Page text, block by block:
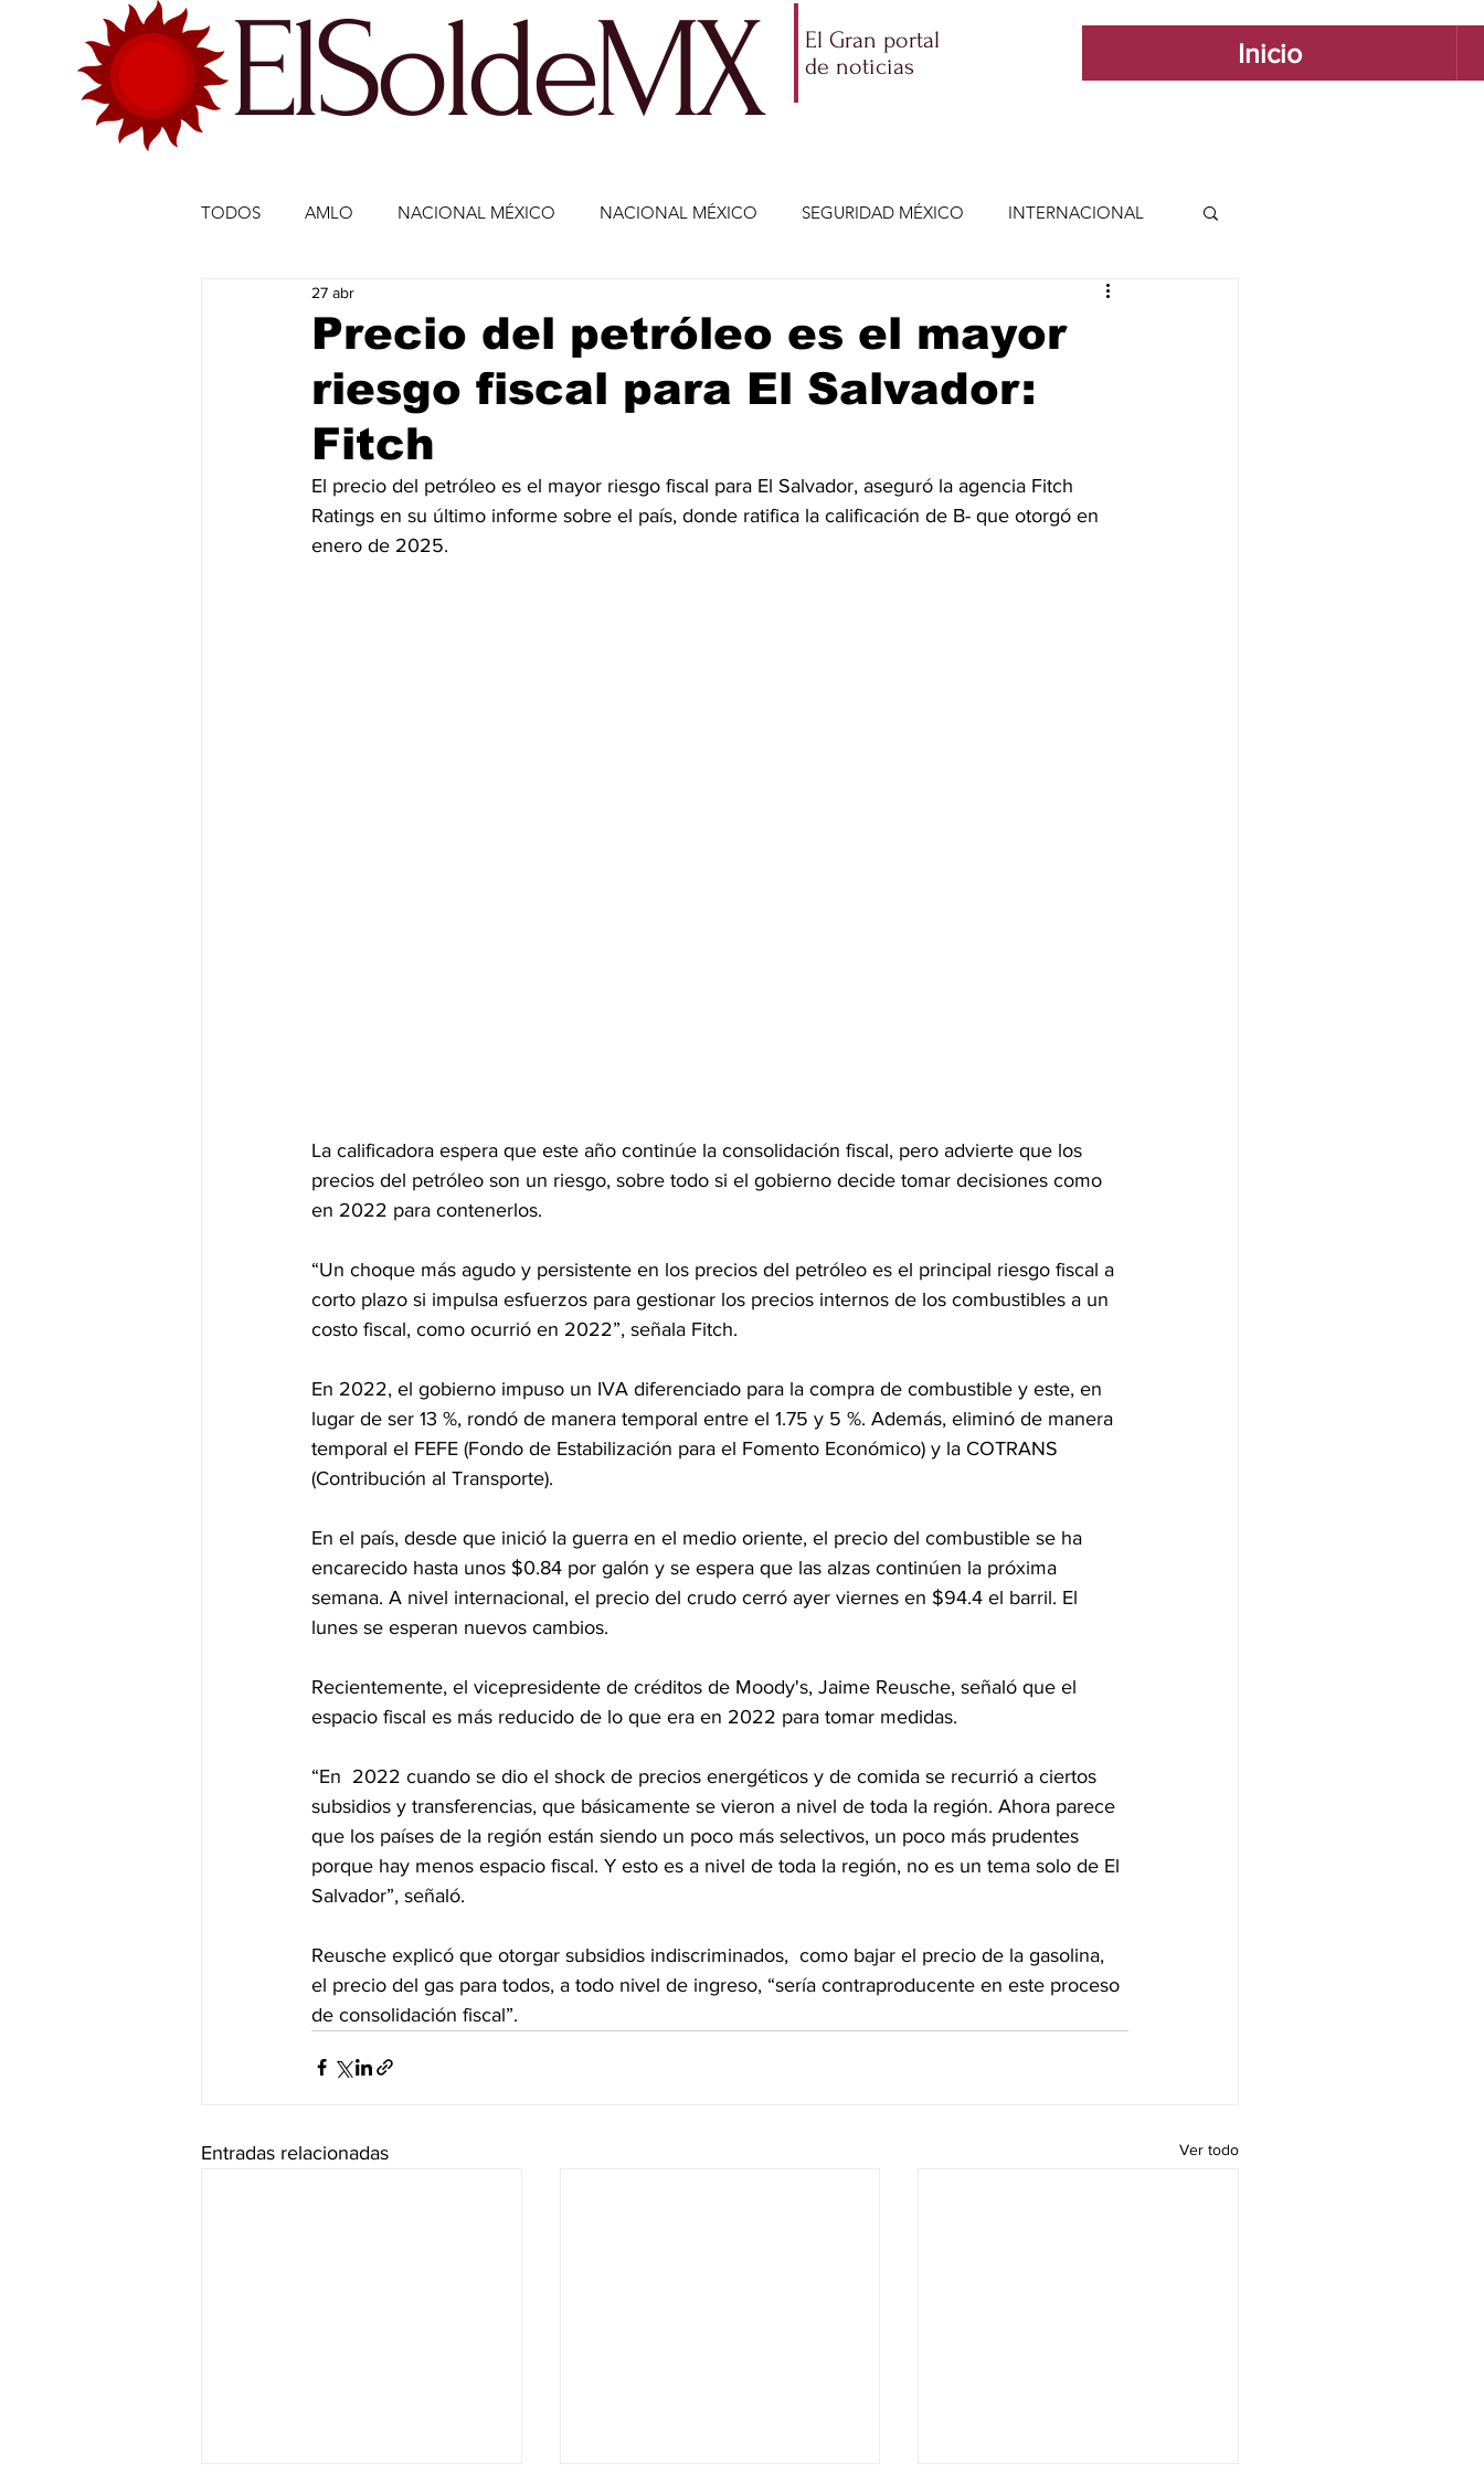
ElSoldeMX
El Gran portal
de noticias
Inicio
TODOS AMLO NACIONAL MÉXICO NACIONAL MÉXICO SEGURIDAD MÉXICO INTERNACIONAL
ECONOMÍA MÉXICO ECONOMÍA INTERNACIONAL
DEPORTES DEPORTES CIENCIA Y TECNOLOGÍA ENTRETENIMIENTO VIDA Y ESTILO
ESTADOS-POLÍTICA ENTRETENIMIENTO JALISCO-ENRIQUE ALFARO JALISCO-GUADALAJARA
Precio del petróleo es el mayor
riesgo fiscal para El Salvador:
Fitch
27 abr
El precio del petróleo es el mayor riesgo fiscal para El Salvador, aseguró la agencia Fitch
Ratings en su último informe sobre el país, donde ratifica la calificación de B- que otorgó en
enero de 2025.
La calificadora espera que este año continúe la consolidación fiscal, pero advierte que los
precios del petróleo son un riesgo, sobre todo si el gobierno decide tomar decisiones como
en 2022 para contenerlos.
“Un choque más agudo y persistente en los precios del petróleo es el principal riesgo fiscal a
corto plazo si impulsa esfuerzos para gestionar los precios internos de los combustibles a un
costo fiscal, como ocurrió en 2022”, señala Fitch.
En 2022, el gobierno impuso un IVA diferenciado para la compra de combustible y este, en
lugar de ser 13 %, rondó de manera temporal entre el 1.75 y 5 %. Además, eliminó de manera
temporal el FEFE (Fondo de Estabilización para el Fomento Económico) y la COTRANS
(Contribución al Transporte).
En el país, desde que inició la guerra en el medio oriente, el precio del combustible se ha
encarecido hasta unos $0.84 por galón y se espera que las alzas continúen la próxima
semana. A nivel internacional, el precio del crudo cerró ayer viernes en $94.4 el barril. El
lunes se esperan nuevos cambios.
Recientemente, el vicepresidente de créditos de Moody's, Jaime Reusche, señaló que el
espacio fiscal es más reducido de lo que era en 2022 para tomar medidas.
“En  2022 cuando se dio el shock de precios energéticos y de comida se recurrió a ciertos
subsidios y transferencias, que básicamente se vieron a nivel de toda la región. Ahora parece
que los países de la región están siendo un poco más selectivos, un poco más prudentes
porque hay menos espacio fiscal. Y esto es a nivel de toda la región, no es un tema solo de El
Salvador”, señaló.
Reusche explicó que otorgar subsidios indiscriminados,  como bajar el precio de la gasolina,
el precio del gas para todos, a todo nivel de ingreso, “sería contraproducente en este proceso
de consolidación fiscal”.
Entradas relacionadas Ver todo